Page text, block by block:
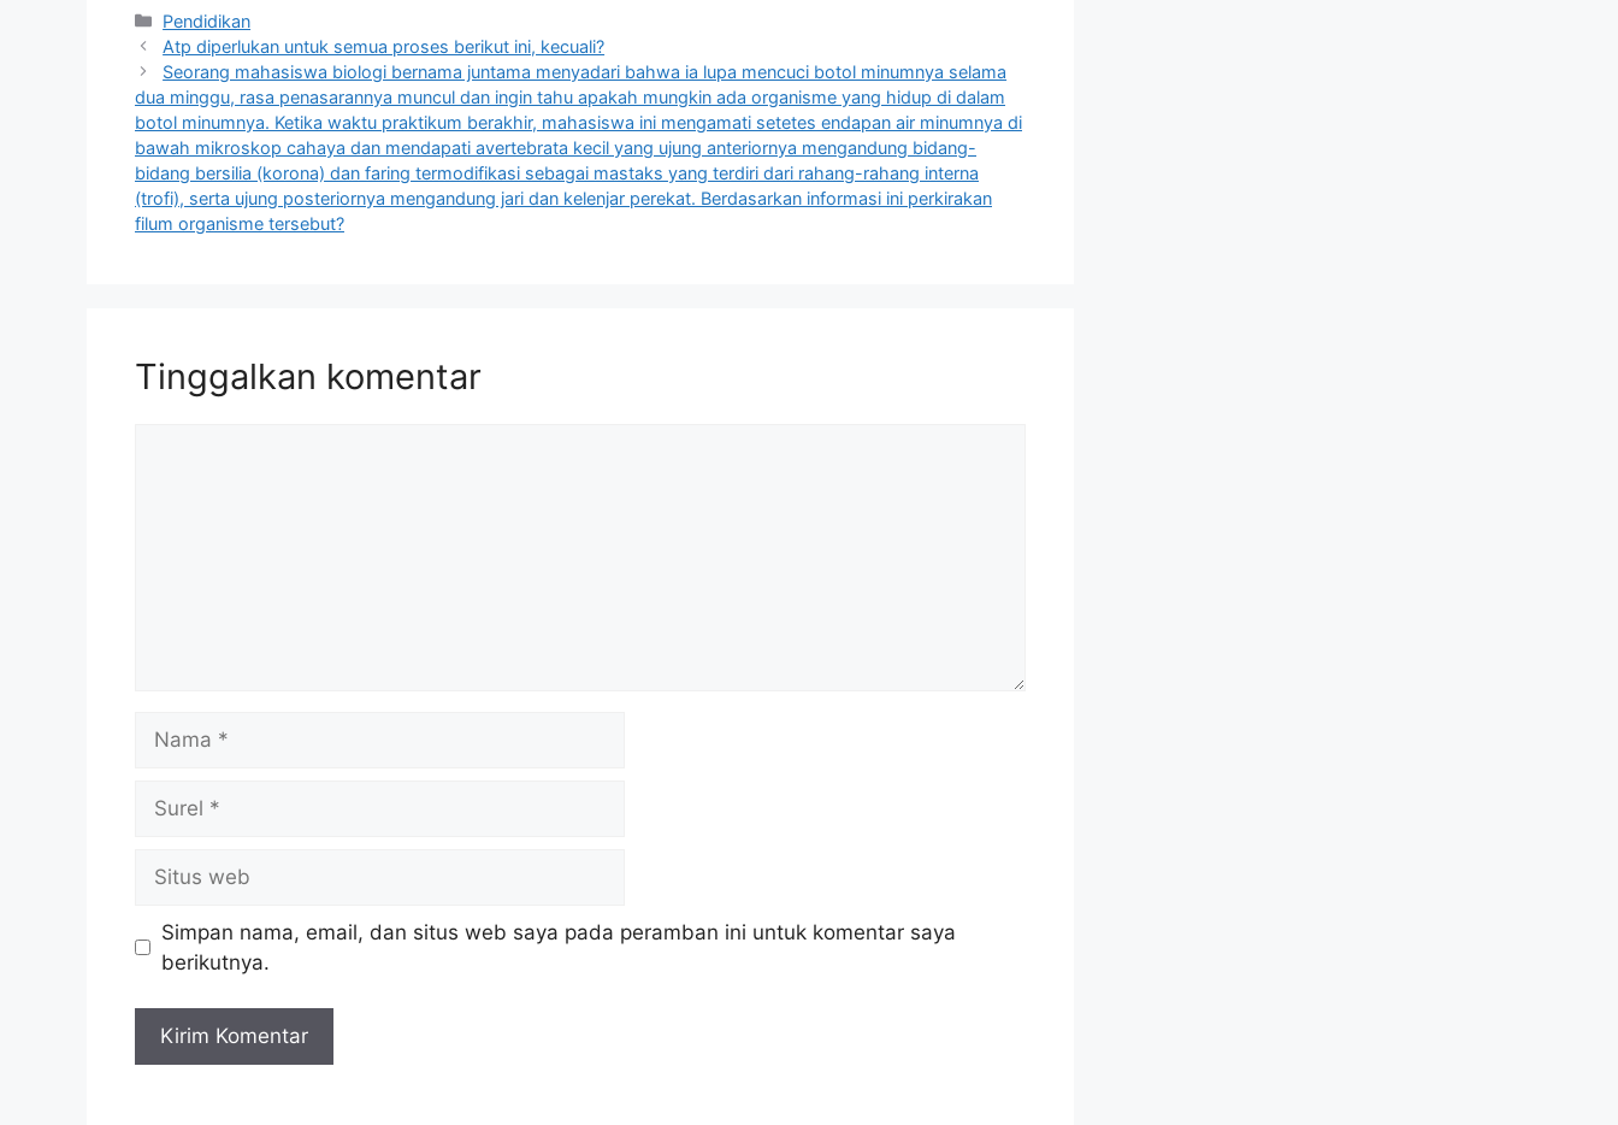
Kategori
Pendidikan
Atp diperlukan untuk semua proses berikut ini, kecuali?
Seorang mahasiswa biologi bernama juntama menyadari bahwa ia lupa mencuci botol minumnya selama
dua minggu, rasa penasarannya muncul dan ingin tahu apakah mungkin ada organisme yang hidup di dalam
botol minumnya. Ketika waktu praktikum berakhir, mahasiswa ini mengamati setetes endapan air minumnya di
bawah mikroskop cahaya dan mendapati avertebrata kecil yang ujung anteriornya mengandung bidang-
bidang bersilia (korona) dan faring termodifikasi sebagai mastaks yang terdiri dari rahang-rahang interna
(trofi), serta ujung posteriornya mengandung jari dan kelenjar perekat. Berdasarkan informasi ini perkirakan
filum organisme tersebut?
Tinggalkan komentar
web
Simpan nama, email, dan situs web saya pada peramban ini untuk komentar saya
berikutnya.